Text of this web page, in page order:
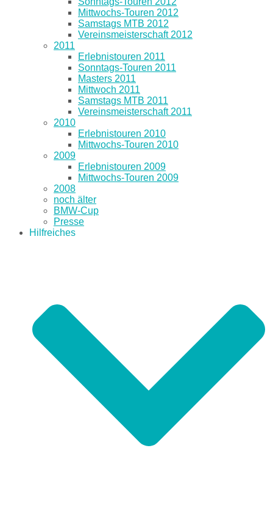
Mittwochs-Touren 2012
Samstags MTB 2012
Vereinsmeisterschaft 2012
2011
Erlebnistouren 2011
Sonntags-Touren 2011
Masters 2011
Mittwoch 2011
Samstags MTB 2011
Vereinsmeisterschaft 2011
2010
Erlebnistouren 2010
Mittwochs-Touren 2010
2009
Erlebnistouren 2009
Mittwochs-Touren 2009
2008
noch älter
BMW-Cup
Presse
Hilfreiches